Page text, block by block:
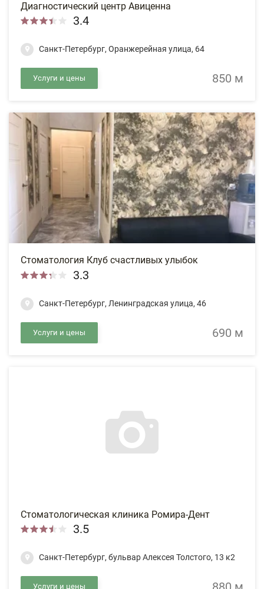
Диагностический центр Авиценна
3.4
Санкт-Петербург, Оранжерейная улица, 64
Услуги и цены 850 м
Стоматология Клуб счастливых улыбок
3.3
Санкт-Петербург, Ленинградская улица, 46
Услуги и цены 690 м
Стоматологическая клиника Ромира-Дент
3.5
Санкт-Петербург, бульвар Алексея Толстого, 13 к2
Услуги и цены